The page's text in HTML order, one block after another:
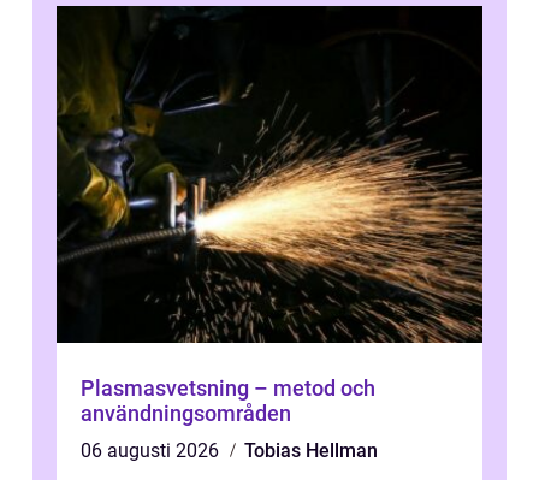
Plasmasvetsning – metod och
användningsområden
06 augusti 2026
Tobias Hellman